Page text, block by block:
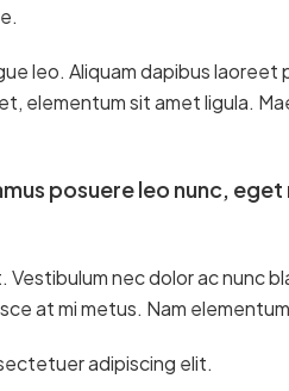
leo. Aliquam dapibus
elementum sit amet ligula.
posuere leo nunc,
Vestibulum nec dolor ac nunc
at mi metus. Nam
adipiscing elit.